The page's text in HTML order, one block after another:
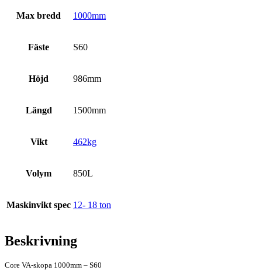
Max bredd 1000mm
Fäste S60
Höjd 986mm
Längd 1500mm
Vikt 462kg
Volym 850L
Maskinvikt spec 12- 18 ton
Beskrivning
Core VA-skopa 1000mm – S60